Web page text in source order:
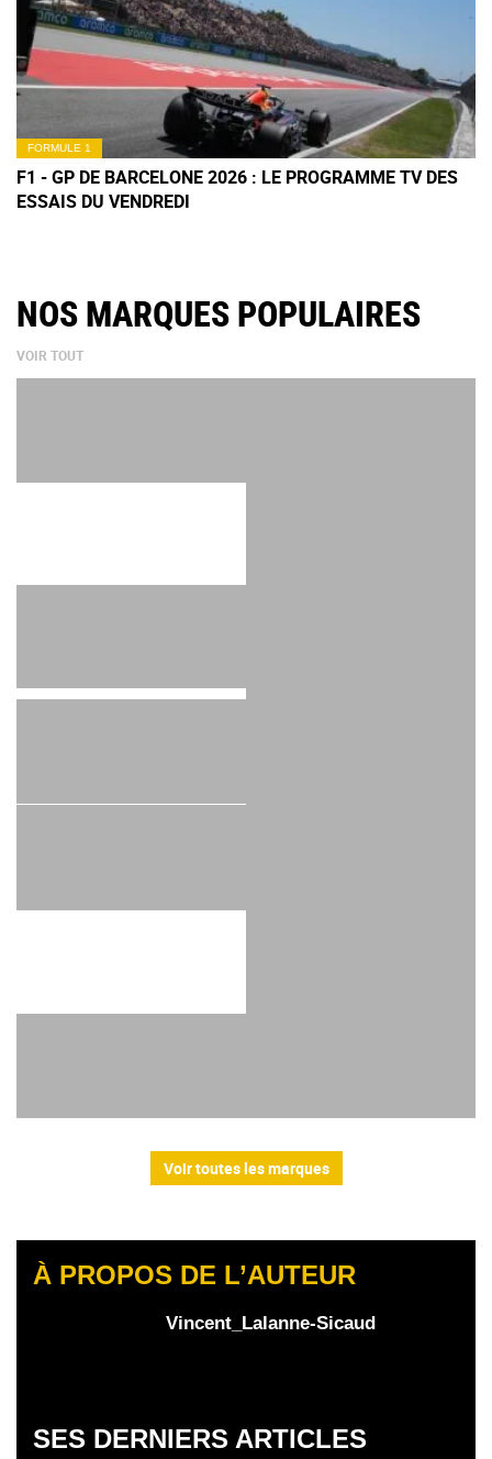
FORMULE 1
F1 - GP DE BARCELONE 2026 : LE PROGRAMME TV DES
ESSAIS DU VENDREDI
NOS MARQUES POPULAIRES
VOIR TOUT
Voir toutes les marques
À PROPOS DE L’AUTEUR
Vincent_Lalanne-Sicaud
SES DERNIERS ARTICLES